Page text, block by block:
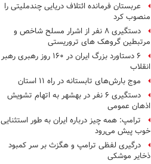
عربستان فرمانده ائتلاف دریایی چندملیتی را
منصوب کرد
دستگیری ۸ نفر از اشرار مسلح شاخص و
مرتبطین گروهک های تروریستی
۶ دستاورد بزرگ ایران در ۱۶۰ روز رهبری رهبر
انقلاب
موج بارش‌های تابستانه در راه ۱۱ استان
دستگیری ۶ نفر در بهشهر به اتهام تشویش
اذهان عمومی
ترامپ: همه چیز درباره ایران به طور استثنایی
خوب پیش می‌رود
درگیری لفظی ترامپ و هگزث بر سر کمبود
ذخایر موشکی